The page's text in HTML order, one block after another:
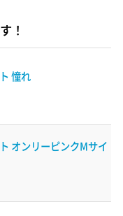
！
憧れ
オンリーピンクMサイ